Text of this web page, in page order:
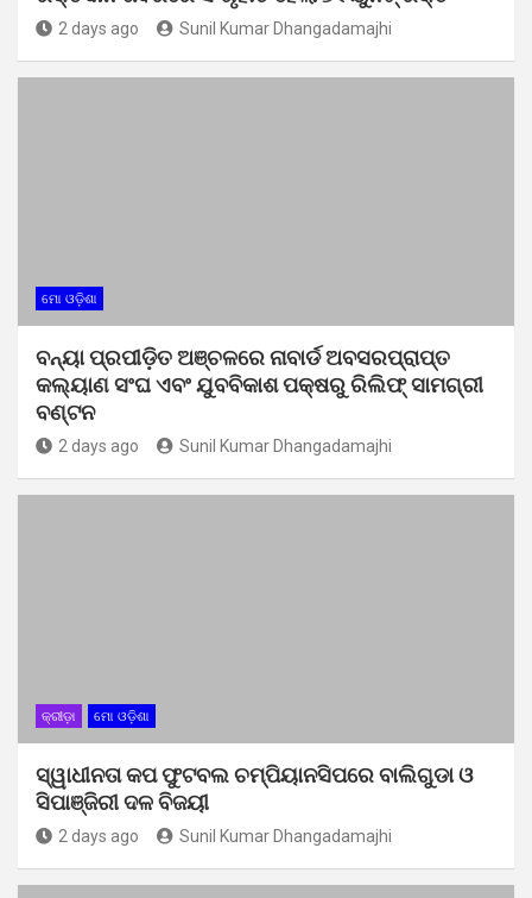
2 days ago Sunil Kumar Dhangadamajhi
ମୋ ଓଡ଼ିଶା
ବନ୍ୟା ପ୍ରପୀଡ଼ିତ ଅଞ୍ଚଳରେ ନାବାର୍ଡ ଅବସରପ୍ରାପ୍ତ
କଲ୍ୟାଣ ସଂଘ ଏବଂ ଯୁବବିକାଶ ପକ୍ଷରୁ ରିଲିଫ୍ ସାମଗ୍ରୀ
ବଣ୍ଟନ
2 days ago Sunil Kumar Dhangadamajhi
କ୍ରୀଡ଼ା ମୋ ଓଡ଼ିଶା
ସ୍ୱାଧୀନତା କପ ଫୁଟବଲ ଚମ୍ପିୟାନସିପରେ ବାଲିଗୁଡା ଓ
ସିପାଞ୍ଜିରୀ ଦଳ ବିଜୟୀ
2 days ago Sunil Kumar Dhangadamajhi